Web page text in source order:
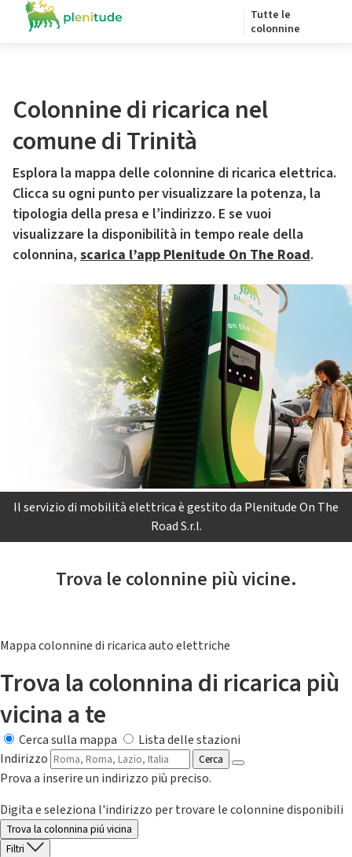
Tutte le
colonnine
Colonnine di ricarica nel
comune di Trinità
Esplora la mappa delle colonnine di ricarica elettrica.
Clicca su ogni punto per visualizzare la potenza, la
tipologia della presa e l’indirizzo. E se vuoi
visualizzare la disponibilità in tempo reale della
colonnina, scarica l’app Plenitude On The Road.
Il servizio di mobilità elettrica è gestito da Plenitude On The
Road S.r.l.
Trova le colonnine più vicine.
Mappa colonnine di ricarica auto elettriche
Trova la colonnina di ricarica più
vicina a te
Cerca sulla mappa
Lista delle stazioni
Indirizzo
Cerca
Prova a inserire un indirizzo più preciso.
Digita e seleziona l'indirizzo per trovare le colonnine disponibili
Trova la colonnina piú vicina
Filtri